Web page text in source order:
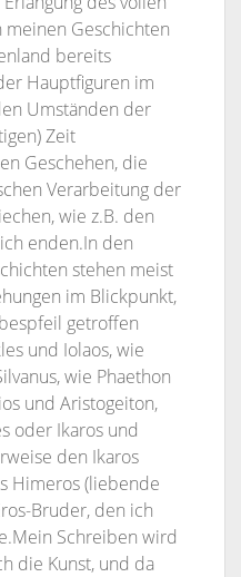
Geschichten
bereits
Hauptfiguren im
Umständen der
Zeit
Geschehen, die
Verarbeitung der
wie z.B. den
enden.In den
stehen meist
im Blickpunkt,
getroffen
und Iolaos, wie
wie Phaethon
und Aristogeiton,
oder Ikaros und
den Ikaros
Himeros (liebende
Bruder, den ich
Schreiben wird
die Kunst, und da